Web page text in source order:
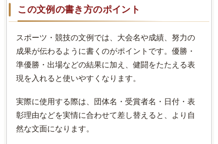
この文例の書き方のポイント
スポーツ・競技の文例では、大会名や成績、努力の
成果が伝わるように書くのがポイントです。優勝・
準優勝・出場などの結果に加え、健闘をたたえる表
現を入れると使いやすくなります。
実際に使用する際は、団体名・受賞者名・日付・表
彰理由などを実情に合わせて差し替えると、より自
然な文面になります。